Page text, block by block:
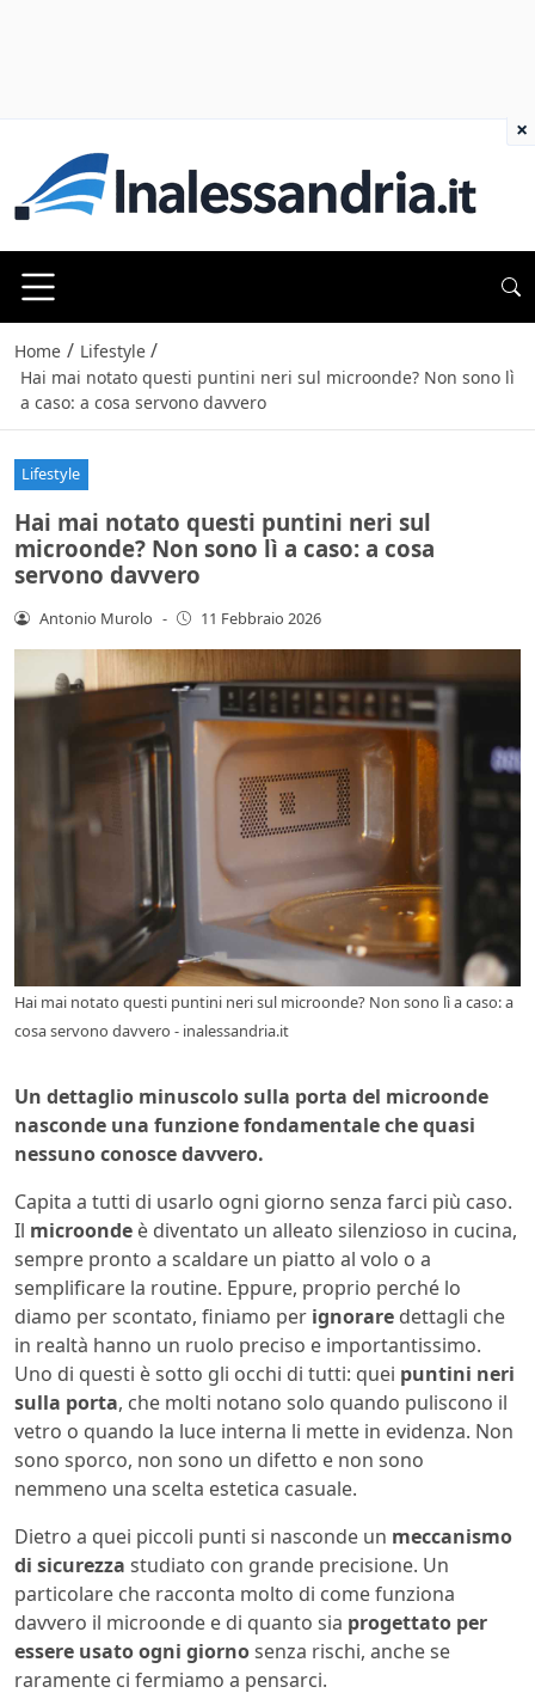
Home / Lifestyle /
Hai mai notato questi puntini neri sul microonde? Non sono lì
a caso: a cosa servono davvero
Lifestyle
Hai mai notato questi puntini neri sul
microonde? Non sono lì a caso: a cosa
servono davvero
Antonio Murolo - 11 Febbraio 2026
Hai mai notato questi puntini neri sul microonde? Non sono lì a caso: a
cosa servono davvero - inalessandria.it
Un dettaglio minuscolo sulla porta del microonde
nasconde una funzione fondamentale che quasi
nessuno conosce davvero.
Capita a tutti di usarlo ogni giorno senza farci più caso.
Il microonde è diventato un alleato silenzioso in cucina,
sempre pronto a scaldare un piatto al volo o a
semplificare la routine. Eppure, proprio perché lo
diamo per scontato, finiamo per ignorare dettagli che
in realtà hanno un ruolo preciso e importantissimo.
Uno di questi è sotto gli occhi di tutti: quei puntini neri
sulla porta, che molti notano solo quando puliscono il
vetro o quando la luce interna li mette in evidenza. Non
sono sporco, non sono un difetto e non sono
nemmeno una scelta estetica casuale.
Dietro a quei piccoli punti si nasconde un meccanismo
di sicurezza studiato con grande precisione. Un
particolare che racconta molto di come funziona
davvero il microonde e di quanto sia progettato per
essere usato ogni giornosenza rischi, anche se
raramente ci fermiamo a pensarci.
×